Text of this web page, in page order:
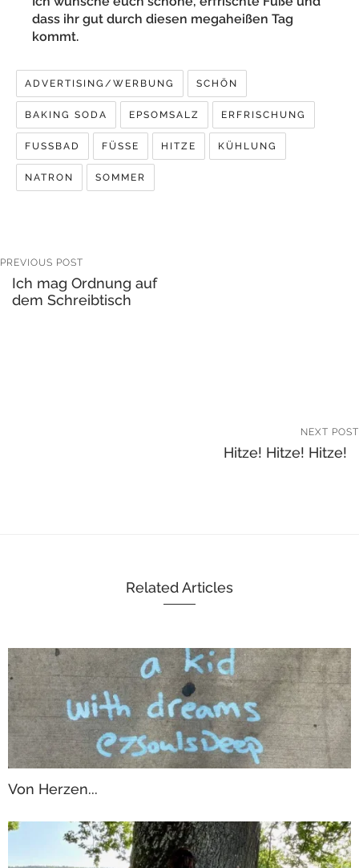
dass ihr gut durch diesen megaheißen Tag
kommt.
ADVERTISING/WERBUNG SCHÖN
BAKING SODA EPSOMSALZ ERFRISCHUNG
FUSSBAD FÜSSE HITZE KÜHLUNG
NATRON SOMMER
PREVIOUS POST
Ich mag Ordnung auf
dem Schreibtisch
NEXT POST
Hitze! Hitze! Hitze!
Related Articles
Von Herzen...